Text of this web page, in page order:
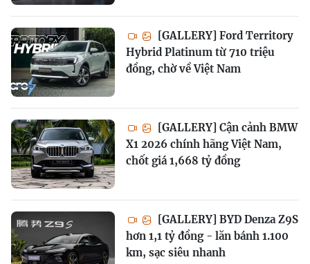
[GALLERY] Ford Territory
Hybrid Platinum từ 710 triệu
đồng, chờ về Việt Nam
[GALLERY] Cận cảnh BMW
X1 2026 chính hãng Việt Nam,
chốt giá 1,668 tỷ đồng
[GALLERY] BYD Denza Z9S
hơn 1,1 tỷ đồng - lăn bánh 1.100
km, sạc siêu nhanh